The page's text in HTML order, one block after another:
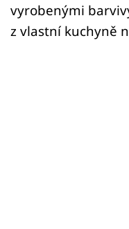
vyrobenými
z vlastní kuchyně